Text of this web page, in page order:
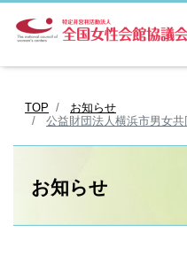
TOP
お知らせ
公益財団法人横浜市男女共同参画
お知らせ